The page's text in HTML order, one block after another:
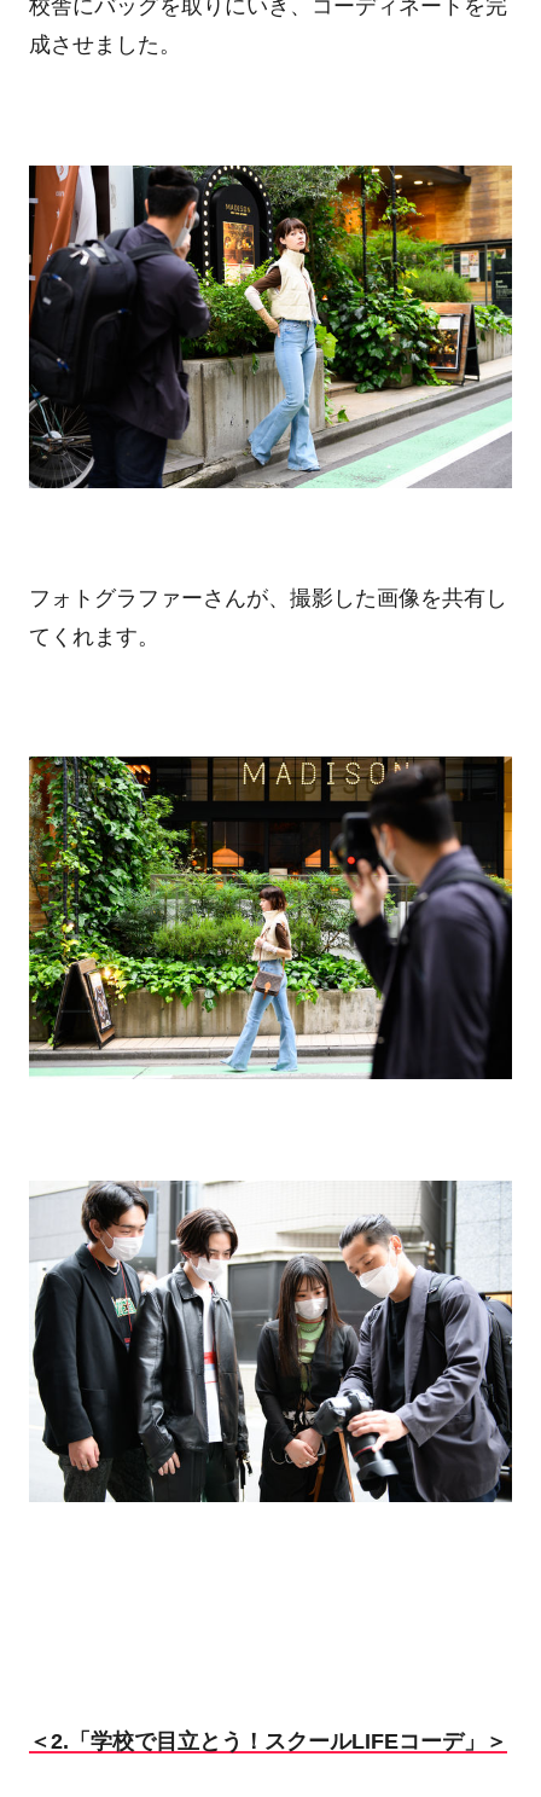
校舎にバッグを取りにいき、コーディネートを完
成させました。
フォトグラファーさんが、撮影した画像を共有し
てくれます。
＜2.「学校で目立とう！スクールLIFEコーデ」＞